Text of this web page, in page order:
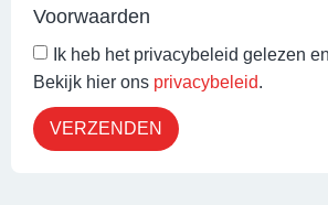
Voorwaarden
Ik heb het privacybeleid gelezen
Bekijk hier ons privacybeleid.
VERZENDEN